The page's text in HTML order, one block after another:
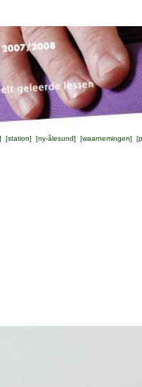
] [station] [ny-ålesund] [waarnemingen] [